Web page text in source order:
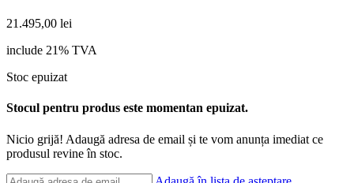
21.495,00 lei
include 21% TVA
Stoc epuizat
Stocul pentru produs este momentan epuizat.
Nicio grijă! Adaugă adresa de email și te vom anunța imediat ce
produsul revine în stoc.